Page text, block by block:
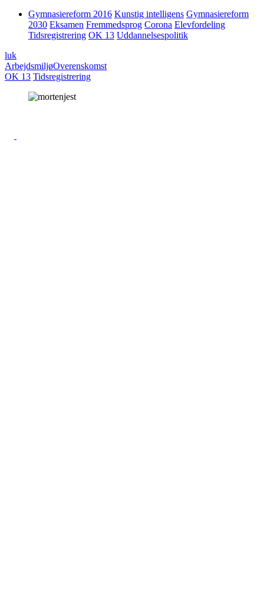
Gymnasiereform 2016 Kunstig intelligens Gymnasiereform
2030 Eksamen Fremmedsprog Corona Elevfordeling
Tidsregistrering OK 13 Uddannelsespolitik
luk
ArbejdsmiljøOverenskomst
OK 13 Tidsregistrering